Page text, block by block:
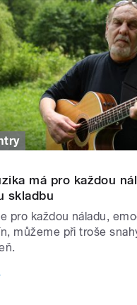
má pro každou
skladbu
pro každou náladu,
můžeme při troše